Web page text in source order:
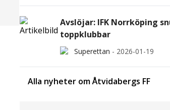
Avslöjar: IFK Norrköping
toppklubbar
Superettan - 2026-01-19
Alla nyheter om Åtvidabergs FF